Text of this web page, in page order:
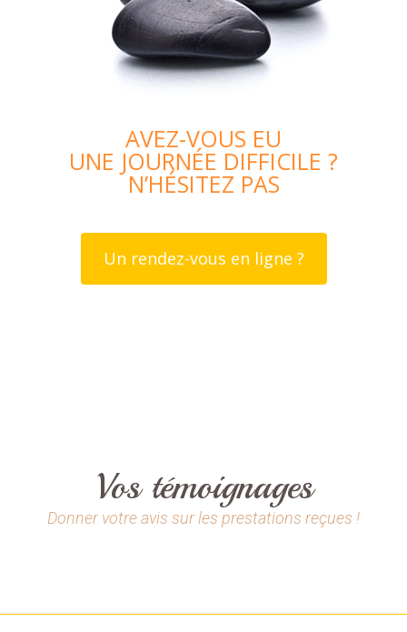
AVEZ-VOUS EU
UNE JOURNÉE DIFFICILE ?
N’HÉSITEZ PAS
Un rendez-vous en ligne ?
Vos témoignages
Donner votre avis sur les prestations reçues !